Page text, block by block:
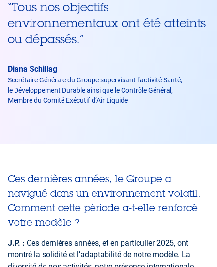
“Tous nos objectifs
environnementaux ont été atteints
ou dépassés.”
Diana Schillag
Secrétaire Générale du Groupe supervisant l’activité Santé,
le Développement Durable ainsi que le Contrôle Général,
Membre du Comité Exécutif d’Air Liquide
Ces dernières années, le Groupe a
navigué dans un environnement volatil.
Comment cette période a-t-elle renforcé
votre modèle ?
J.P. : Ces dernières années, et en particulier 2025, ont
montré la solidité et l’adaptabilité de notre modèle. La